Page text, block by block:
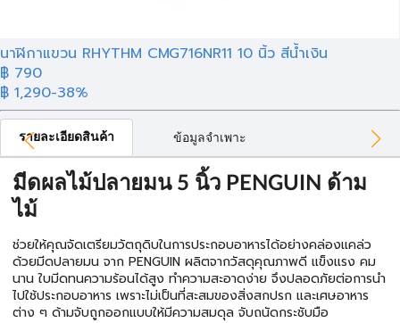
นาฬิกาแขวน RHYTHM CMG716NR11 10 นิ้ว สีน้ำเงิน
฿ 790
฿ 1,290-38%
รายละเอียดสินค้า ข้อมูลจำเพาะ
มีดผลไม้ปลายมน 5 นิ้ว PENGUIN ด้าม
ไม้
ช่วยให้คุณจัดเตรียมวัตถุดิบในการประกอบอาหารได้อย่างคล่องแคล่ว
ด้วยมีดปลายมน จาก PENGUIN ผลิตจากวัสดุคุณภาพดี แข็งแรง คม
นาน ใบมีดทนความร้อนได้สูง ทำความสะอาดง่าย จึงปลอดภัยต่อการนำ
ไปใช้ประกอบอาหาร เพราะไม่เป็นที่สะสมของสิ่งสกปรก และเศษอาหาร
ต่าง ๆ ด้ามจับถูกออกแบบให้มีความสมดุล จับถนัดกระชับมือ